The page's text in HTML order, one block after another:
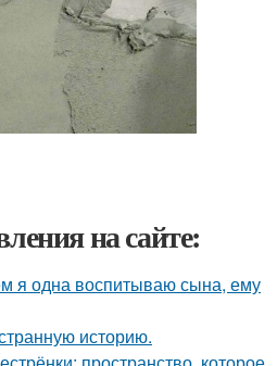
на сайте:
я одна воспитываю сына, ему
историю.